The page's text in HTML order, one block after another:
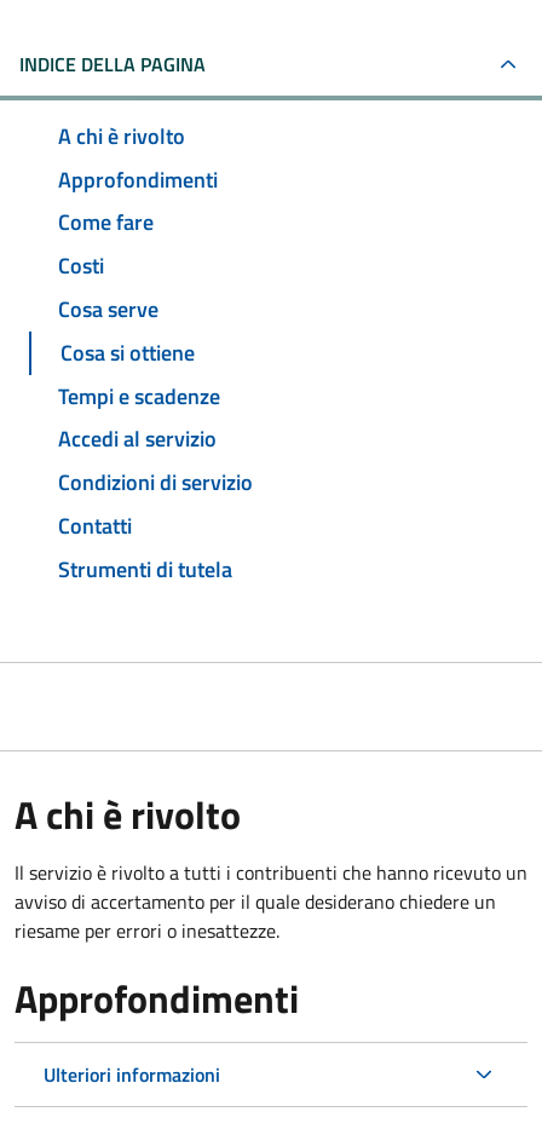
INDICE DELLA PAGINA
A chi è rivolto
Approfondimenti
Come fare
Costi
Cosa serve
Cosa si ottiene
Tempi e scadenze
Accedi al servizio
Condizioni di servizio
Contatti
Strumenti di tutela
A chi è rivolto
Il servizio è rivolto a tutti i contribuenti che hanno ricevuto un
avviso di accertamento per il quale desiderano chiedere un
riesame per errori o inesattezze.
Approfondimenti
Ulteriori informazioni